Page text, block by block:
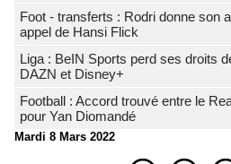
Foot - transferts : Rodri donne son
appel de Hansi Flick
Liga : BeIN Sports perd ses droits
DAZN et Disney+
Football : Accord trouvé entre le
pour Yan Diomandé
Mardi 8 Mars 2022